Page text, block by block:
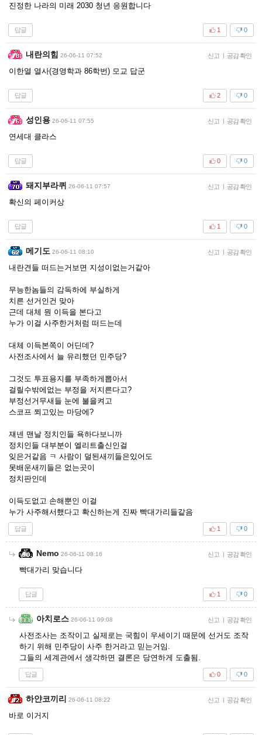
진정한 나라의 미래 2030 청년 응원합니다
답글 0
1
내란의힘 26-06-11 07:52 신고 | 공감 확인
이한열 열사(경영학과 86학번) 모교 답군
답글 0
2
성인용 26-06-11 07:55 신고 | 공감 확인
연세대 클라스
답글 0
0
돼지부라퀴 26-06-11 07:57 신고 | 공감 확인
확신의 페이커상
답글 0
1
메기도 26-06-11 08:10 신고 | 공감 확인
내란견들 떠드는거보면 지성이없는거같아
무능한놈들의 감독하에 부실하게
치른 선거인건 맞아
근데 대체 뭔 이득을 본다고
누가 이걸 사주한거처럼 떠드는데
대체 이득본쪽이 어딘데?
사전조사에서 늘 유리했던 민주당?
그것도 투표용지를 부족하게뽑아서
걸릴수밖에없는 부정을 저지른다고?
부정선거무새들 눈에 불을켜고
스코프 쬐고있는 마당에?
쟤넨 맨날 정치인들 욕하다보니까
정치인들 대부분이 엘리트출신인걸
잊은거같음 ㅋ 사람이 덜된새끼들은있어도
못배운새끼들은 없는곳이
정치판인데
이득도없고 손해뿐인 이걸
누가 사주해서했다고 확신하는게 진짜 빡대가리들같음
답글 0
1
Nemo 26-06-11 08:16 신고 | 공감 확인
빡대가리 맞습니다
답글 0
1
아치로스 26-06-11 09:08 신고 | 공감 확인
사전조사는 조작이고 실제로는 국힘이 우세이기 때문에 선거도 조작
하기 위해 민주당이 사주 한거라고 믿는거임.
그들의 세계관에서 생각하면 결론은 당연하게 도출됨.
답글 0
0
하얀코끼리 26-06-11 08:22 신고 | 공감 확인
바로 이거지